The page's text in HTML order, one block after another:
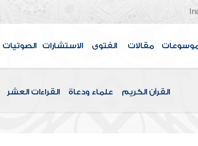
مقالات الفتوى الاستشارات الصوتيات
القرآن الكريم علماء ودعاة القراءات العشر